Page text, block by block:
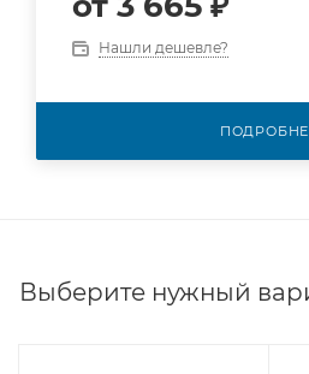
Нашли дешевле?
Выберите нужный